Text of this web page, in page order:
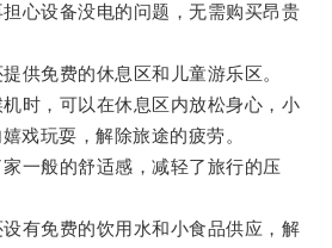
设备没电的问题，无需购买昂贵
免费的休息区和儿童游乐区。
，可以在休息区内放松身心，小
戏玩耍，解除旅途的疲劳。
般的舒适感，减轻了旅行的压
免费的饮用水和小食品供应，解